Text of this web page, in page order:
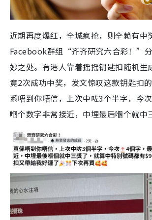
近期再度爆红，全城疯抢，则全赖有中
Facebook群组“齐齐研究六合彩！”
妙之处。有港人靠着摇摇钥匙扣随机生
竟2次成功中奖，发文惊叹这款钥匙扣
系唔到你唔信，上次中咗3个半字，今
嗰个数字非常接近，中埋最后嗰个就中